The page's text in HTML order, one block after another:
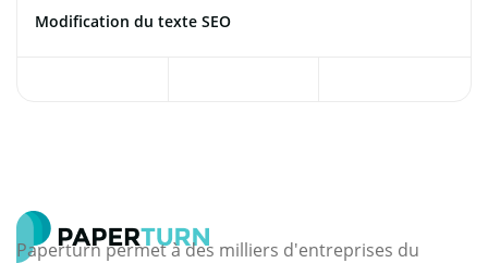
Modification du texte SEO
Paperturn permet à des milliers d'entreprises du